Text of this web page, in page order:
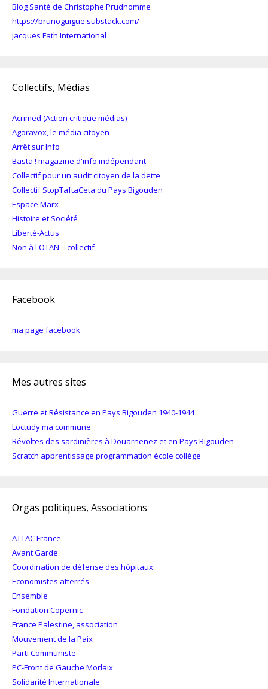
Blog Santé de Christophe Prudhomme
https://brunoguigue.substack.com/
Jacques Fath International
Collectifs, Médias
Acrimed (Action critique médias)
Agoravox, le média citoyen
Arrêt sur Info
Basta ! magazine d'info indépendant
Collectif pour un audit citoyen de la dette
Collectif StopTaftaCeta du Pays Bigouden
Espace Marx
Histoire et Société
Liberté-Actus
Non à l'OTAN – collectif
Facebook
ma page facebook
Mes autres sites
Guerre et Résistance en Pays Bigouden 1940-1944
Loctudy ma commune
Révoltes des sardinières à Douarnenez et en Pays Bigouden
Scratch apprentissage programmation école collège
Orgas politiques, Associations
ATTAC France
Avant Garde
Coordination de défense des hôpitaux
Economistes atterrés
Ensemble
Fondation Copernic
France Palestine, association
Mouvement de la Paix
Parti Communiste
PC-Front de Gauche Morlaix
Solidarité Internationale